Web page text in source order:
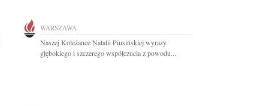
WARSZAWA
Naszej Koleżance Natalii Piusińskiej wyrazy
głębokiego i szczerego współczucia z powodu...